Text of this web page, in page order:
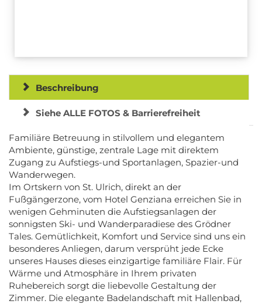
Beschreibung
Siehe ALLE FOTOS & Barrierefreiheit
Familiäre Betreuung in stilvollem und elegantem
Ambiente, günstige, zentrale Lage mit direktem
Zugang zu Aufstiegs-und Sportanlagen, Spazier-und
Wanderwegen.
Im Ortskern von St. Ulrich, direkt an der
Fußgängerzone, vom Hotel Genziana erreichen Sie in
wenigen Gehminuten die Aufstiegsanlagen der
sonnigsten Ski- und Wanderparadiese des Grödner
Tales. Gemütlichkeit, Komfort und Service sind uns ein
besonderes Anliegen, darum versprüht jede Ecke
unseres Hauses dieses einzigartige familiäre Flair. Für
Wärme und Atmosphäre in Ihrem privaten
Ruhebereich sorgt die liebevolle Gestaltung der
Zimmer. Die elegante Badelandschaft mit Hallenbad,